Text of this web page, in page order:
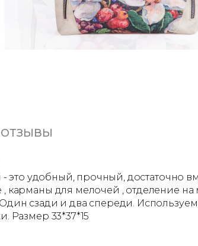
ОТЗЫВЫ
это удобный, прочный, достаточно
карманы для мелочей , отделение
сзади и два спереди.
Размер 33*37*15